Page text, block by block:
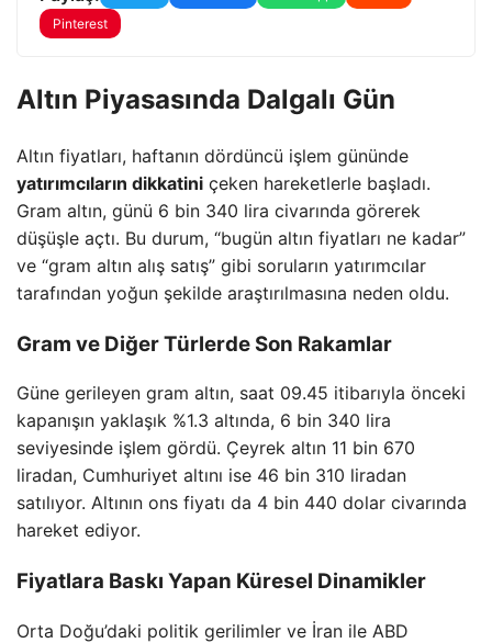
Pinterest
Altın Piyasasında Dalgalı Gün
Altın fiyatları, haftanın dördüncü işlem gününde
yatırımcıların dikkatini çeken hareketlerle başladı.
Gram altın, günü 6 bin 340 lira civarında görerek
düşüşle açtı. Bu durum, “bugün altın fiyatları ne kadar”
ve “gram altın alış satış” gibi soruların yatırımcılar
tarafından yoğun şekilde araştırılmasına neden oldu.
Gram ve Diğer Türlerde Son Rakamlar
Güne gerileyen gram altın, saat 09.45 itibarıyla önceki
kapanışın yaklaşık %1.3 altında, 6 bin 340 lira
seviyesinde işlem gördü. Çeyrek altın 11 bin 670
liradan, Cumhuriyet altını ise 46 bin 310 liradan
satılıyor. Altının ons fiyatı da 4 bin 440 dolar civarında
hareket ediyor.
Fiyatlara Baskı Yapan Küresel Dinamikler
Orta Doğu’daki politik gerilimler ve İran ile ABD